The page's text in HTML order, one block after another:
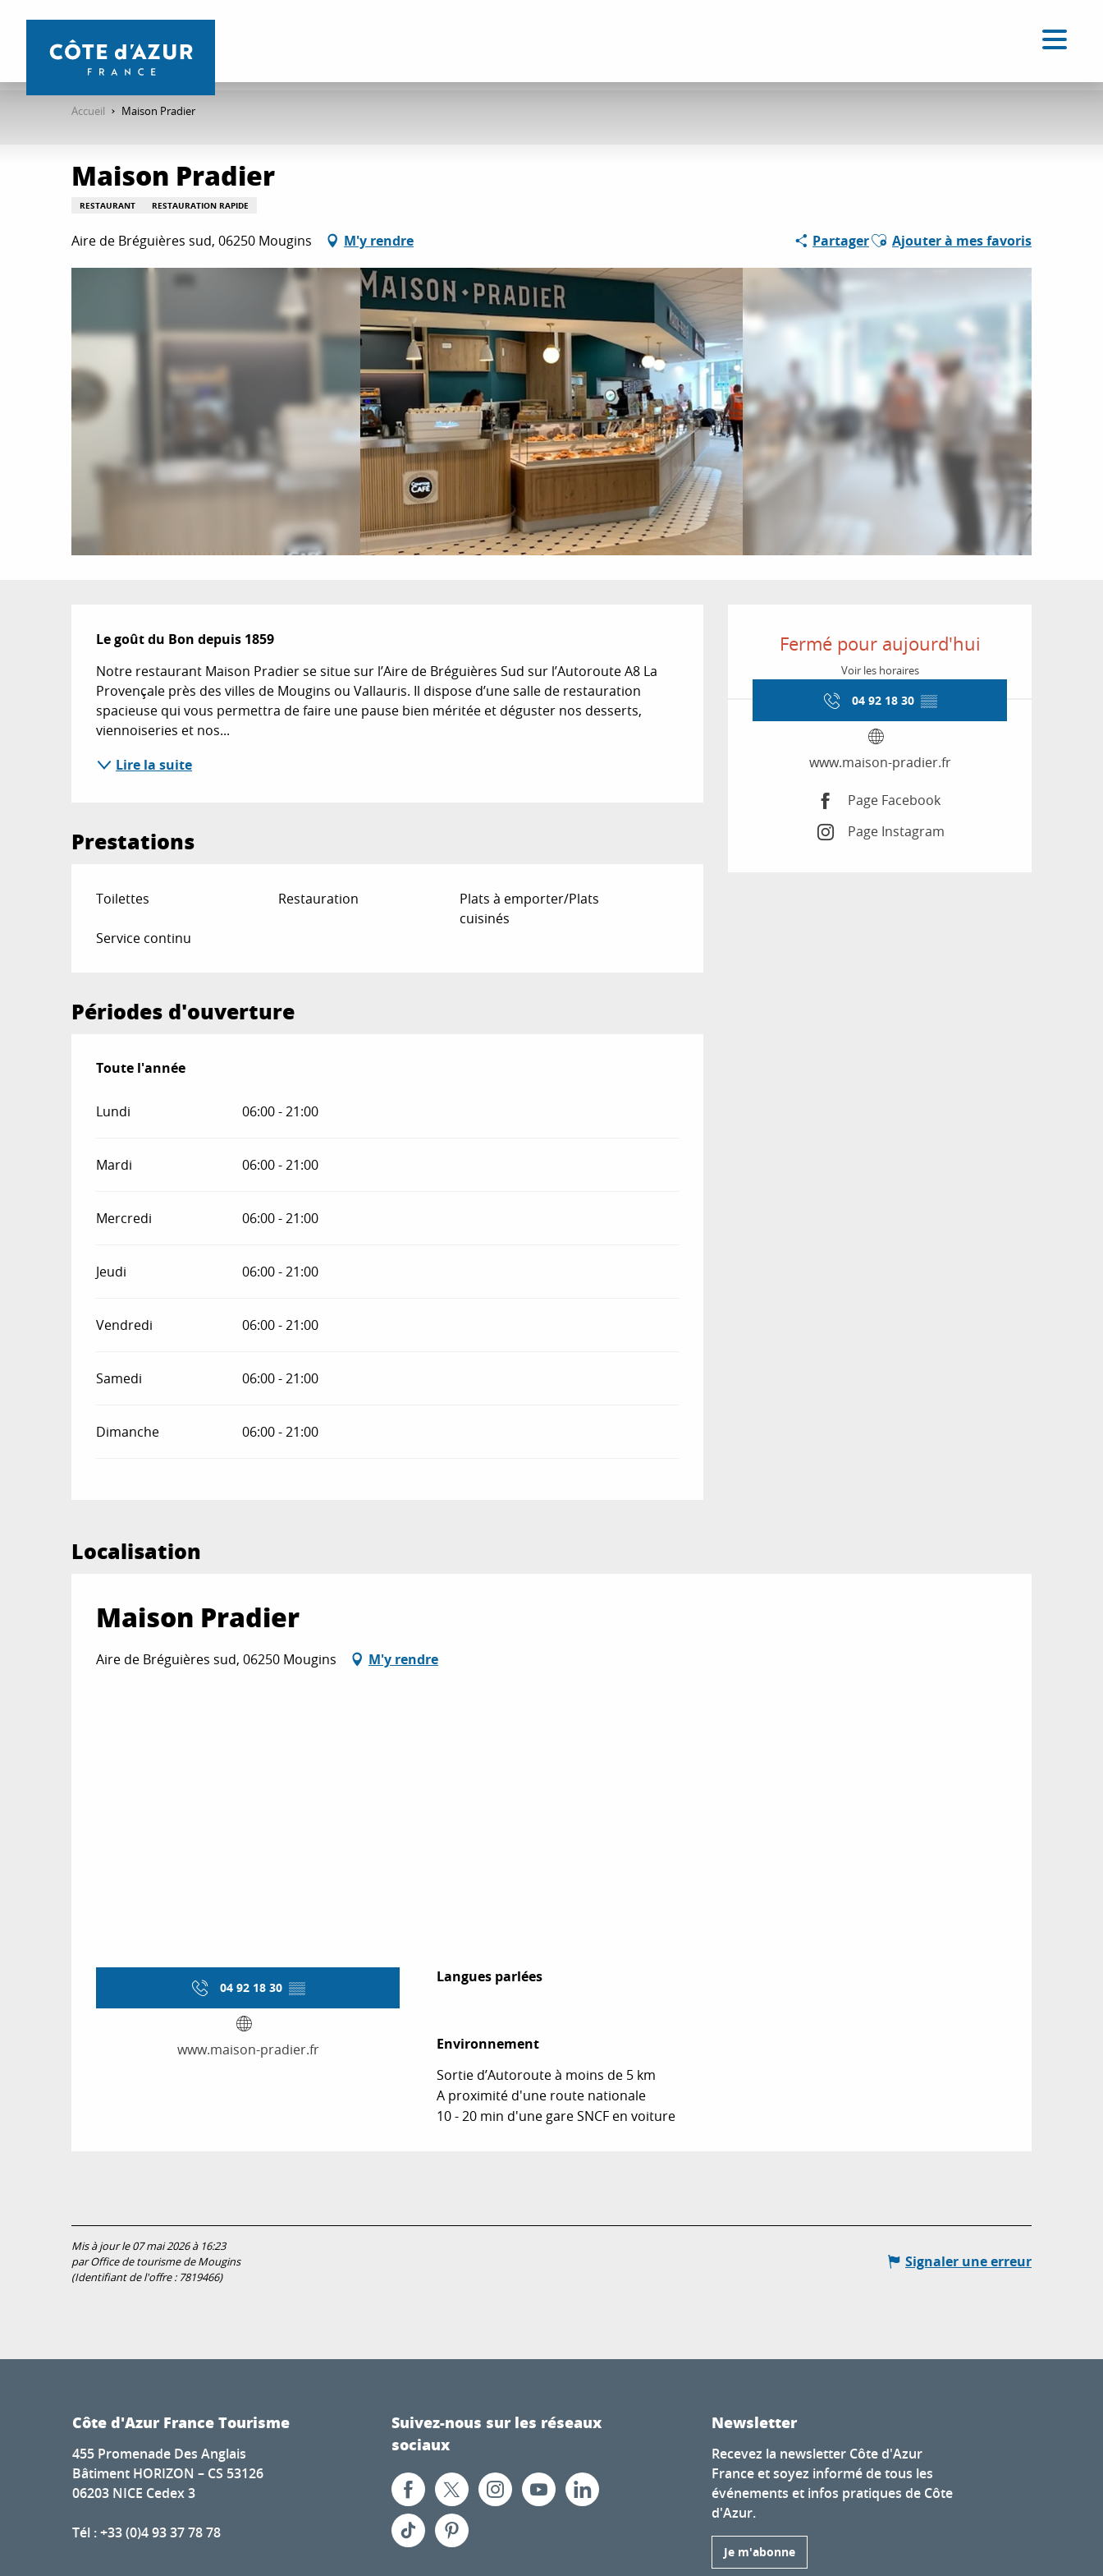
contenu
Accueil Maison Pradier
Maison Pradier
RESTAURANT RESTAURATION RAPIDE
Aire de Bréguières sud, 06250 Mougins M'y rendre PartagerAjouter aux favoris
Ajouter à mes favoris
Ouverture et
Fermé pour aujourd'hui
Voir les horaires
04 92 18 30 ▒▒
www.maison-pradier.fr
Page Facebook
Page Instagram
Description
Le goût du Bon depuis 1859
Notre restaurant Maison Pradier se situe sur l’Aire de Bréguières Sud sur l’Autoroute A8 La
Provençale près des villes de Mougins ou Vallauris. Il dispose d’une salle de restauration
spacieuse qui vous permettra de faire une pause bien méritée et déguster nos desserts,
viennoiseries et nos...
Lire la suite
Prestations
Toilettes Restauration
Plats à emporter/Plats
cuisinés
Service continu
Périodes d'ouverture
Toute l'année
Toute l'année
Lundi 06:00 - 21:00
Mardi 06:00 - 21:00
Mercredi 06:00 - 21:00
Jeudi 06:00 - 21:00
Vendredi 06:00 - 21:00
Samedi 06:00 - 21:00
Dimanche 06:00 - 21:00
Localisation
Maison Pradier
Aire de Bréguières sud, 06250 Mougins M'y rendre
04 92 18 30 ▒▒
www.maison-pradier.fr
Langues parlées
Langues parlées
Environnement
Environnement
Sortie d’Autoroute à moins de 5 km
A proximité d'une route nationale
10 - 20 min d'une gare SNCF en voiture
Mis à jour le 07 mai 2026 à 16:23
par Office de tourisme de Mougins
(Identifiant de l'offre : 7819466)
Signaler une erreur
Côte d'Azur France Tourisme
455 Promenade Des Anglais
Bâtiment HORIZON – CS 53126
06203 NICE Cedex 3
Tél : +33 (0)4 93 37 78 78
Suivez-nous sur les réseaux
sociaux
Newsletter
Recevez la newsletter Côte d'Azur
France et soyez informé de tous les
événements et infos pratiques de Côte
d'Azur.
Je m'abonne